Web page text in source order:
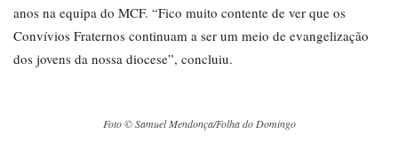
anos na equipa do MCF. “Fico muito contente de ver que os
Convívios Fraternos continuam a ser um meio de evangelização
dos jovens da nossa diocese”, concluiu.
Foto © Samuel Mendonça/Folha do Domingo